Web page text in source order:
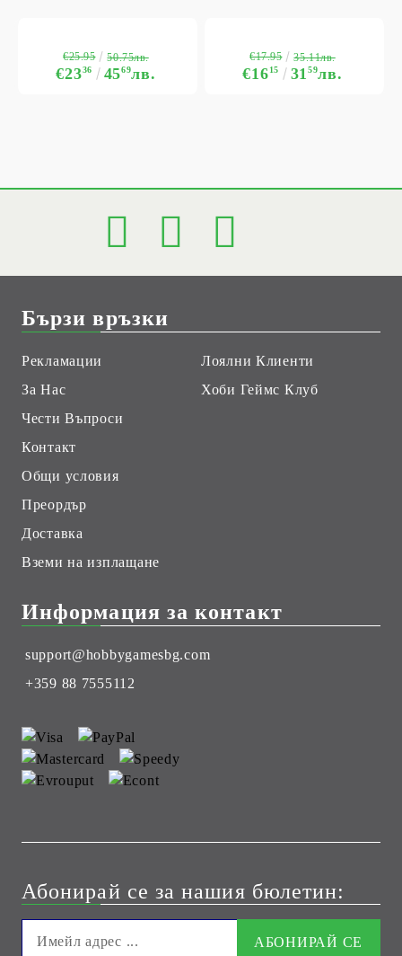
€2336 4569лв.
€25.95 50.75лв.
€1615 3159лв.
€17.95 35.11лв.
Бързи връзки
Рекламации
За Нас
Чести Въпроси
Контакт
Общи условия
Преордър
Доставка
Вземи на изплащане
Лоялни Клиенти
Хоби Геймс Клуб
Информация за контакт
support@hobbygamesbg.com
+359 88 7555112
Абонирай се за нашия бюлетин: